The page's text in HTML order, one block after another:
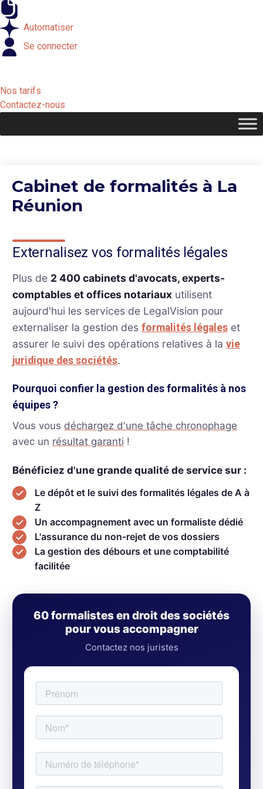
Automatiser
Se connecter
Nos tarifs
Contactez-nous
Cabinet de formalités à La
Réunion
Externalisez vos formalités légales
Plus de 2 400 cabinets d'avocats, experts-
comptables et offices notariaux utilisent
aujourd'hui les services de LegalVision pour
externaliser la gestion des formalités légales et
assurer le suivi des opérations relatives à la vie
juridique des sociétés.
Pourquoi confier la gestion des formalités à nos
équipes ?
Vous vous déchargez d'une tâche chronophage
avec un résultat garanti !
Bénéficiez d'une grande qualité de service sur :
Le dépôt et le suivi des formalités légales de A à
Z
Un accompagnement avec un formaliste dédié
L'assurance du non-rejet de vos dossiers
La gestion des débours et une comptabilité
facilitée
60 formalistes en droit des sociétés
pour vous accompagner
Contactez nos juristes